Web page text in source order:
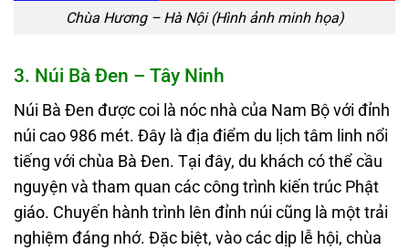
Chùa Hương – Hà Nội (Hình ảnh minh họa)
3. Núi Bà Đen – Tây Ninh
Núi Bà Đen được coi là nóc nhà của Nam Bộ với đỉnh
núi cao 986 mét. Đây là địa điểm du lịch tâm linh nổi
tiếng với chùa Bà Đen. Tại đây, du khách có thể cầu
nguyện và tham quan các công trình kiến trúc Phật
giáo. Chuyến hành trình lên đỉnh núi cũng là một trải
nghiệm đáng nhớ. Đặc biệt, vào các dịp lễ hội, chùa